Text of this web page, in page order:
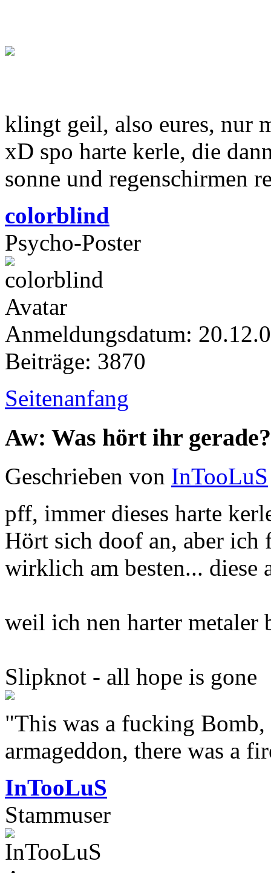
klingt geil, also eures, nur
xD spo harte kerle, die
sonne und regenschirmen
colorblind
Psycho-Poster
Anmeldungsdatum:
Beiträge: 3870
Seitenanfang
Aw: Was hört ihr gerade?
Geschrieben von InTooLuS
pff, immer dieses harte
Hört sich doof an, aber ich
wirklich am besten...
weil ich nen harter metaler
Slipknot - all hope is gone
"This was a fucking Bomb,
armageddon, there was a
InTooLuS
Stammuser